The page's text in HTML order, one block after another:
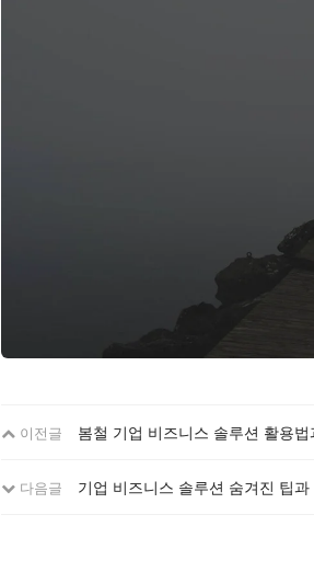
이전글 봄철 기업 비즈니스 솔루션 활용법
다음글 기업 비즈니스 솔루션 숨겨진 팁과